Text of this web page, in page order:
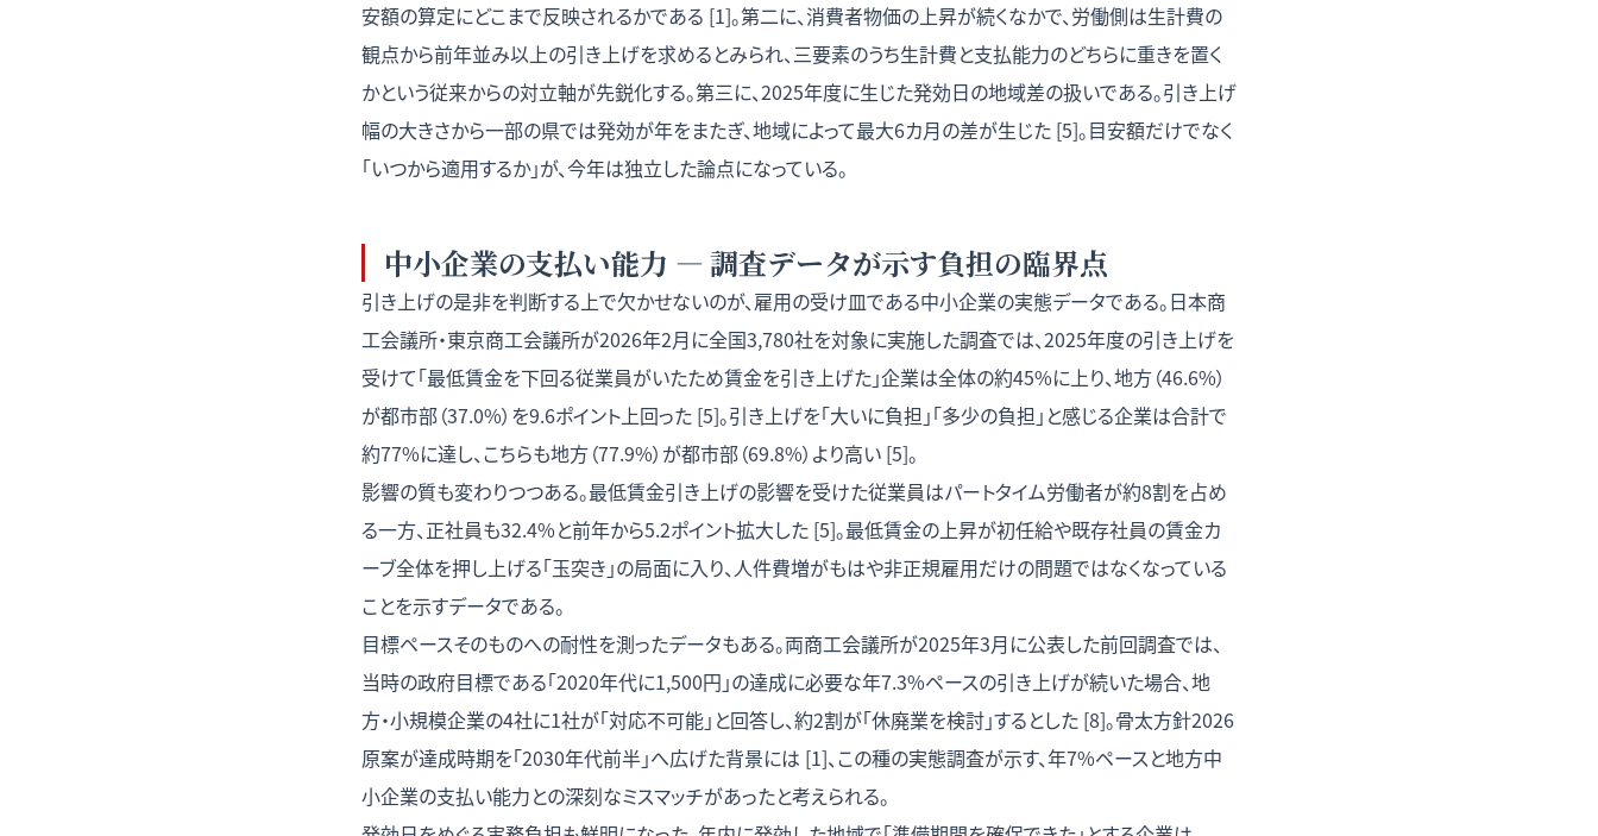
安額の算定にどこまで反映されるかである [1]。第二に、消費者物価の上昇が続くなかで、労働側は生計費の
観点から前年並み以上の引き上げを求めるとみられ、三要素のうち生計費と支払能力のどちらに重きを置く
かという従来からの対立軸が先鋭化する。第三に、2025年度に生じた発効日の地域差の扱いである。引き上げ
幅の大きさから一部の県では発効が年をまたぎ、地域によって最大6カ月の差が生じた [5]。目安額だけでなく
「いつから適用するか」が、今年は独立した論点になっている。
中小企業の支払い能力 — 調査データが示す負担の臨界点
引き上げの是非を判断する上で欠かせないのが、雇用の受け皿である中小企業の実態データである。日本商
工会議所・東京商工会議所が2026年2月に全国3,780社を対象に実施した調査では、2025年度の引き上げを
受けて「最低賃金を下回る従業員がいたため賃金を引き上げた」企業は全体の約45%に上り、地方（46.6%）
が都市部（37.0%）を9.6ポイント上回った [5]。引き上げを「大いに負担」「多少の負担」と感じる企業は合計で
約77%に達し、こちらも地方（77.9%）が都市部（69.8%）より高い [5]。
影響の質も変わりつつある。最低賃金引き上げの影響を受けた従業員はパートタイム労働者が約8割を占め
る一方、正社員も32.4%と前年から5.2ポイント拡大した [5]。最低賃金の上昇が初任給や既存社員の賃金カ
ーブ全体を押し上げる「玉突き」の局面に入り、人件費増がもはや非正規雇用だけの問題ではなくなっている
ことを示すデータである。
目標ペースそのものへの耐性を測ったデータもある。両商工会議所が2025年3月に公表した前回調査では、
当時の政府目標である「2020年代に1,500円」の達成に必要な年7.3%ペースの引き上げが続いた場合、地
方・小規模企業の4社に1社が「対応不可能」と回答し、約2割が「休廃業を検討」するとした [8]。骨太方針2026
原案が達成時期を「2030年代前半」へ広げた背景には [1]、この種の実態調査が示す、年7%ペースと地方中
小企業の支払い能力との深刻なミスマッチがあったと考えられる。